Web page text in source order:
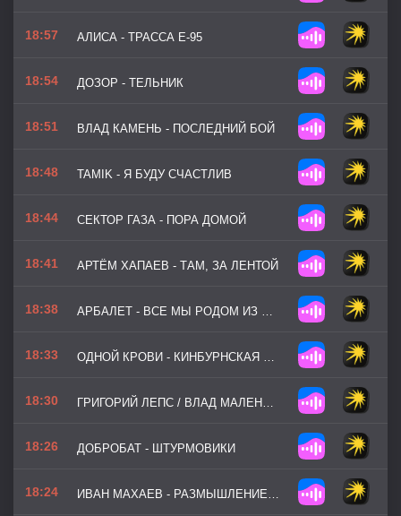
18:57 АЛИСА - ТРАССА Е-95
18:54 ДОЗОР - ТЕЛЬНИК
18:51 ВЛАД КАМЕНЬ - ПОСЛЕДНИЙ БОЙ
18:48 TAMIK - Я БУДУ СЧАСТЛИВ
18:44 СЕКТОР ГАЗА - ПОРА ДОМОЙ
18:41 АРТЁМ ХАПАЕВ - ТАМ, ЗА ЛЕНТОЙ
18:38 АРБАЛЕТ - ВСЕ МЫ РОДОМ ИЗ СТАЛИНГРАДА
18:33 ОДНОЙ КРОВИ - КИНБУРНСКАЯ КОСА
18:30 ГРИГОРИЙ ЛЕПС / ВЛАД МАЛЕНКО / ЧИЧЕРИНА - РУССКИЕ МАЯКИ
18:26 ДОБРОБАТ - ШТУРМОВИКИ
18:24 ИВАН МАХАЕВ - РАЗМЫШЛЕНИЕ НА ВОЙНЕ